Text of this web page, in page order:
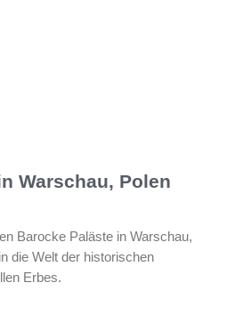
Warschau, Polen
Barocke Paläste in Warschau,
die Welt der historischen
Erbes.